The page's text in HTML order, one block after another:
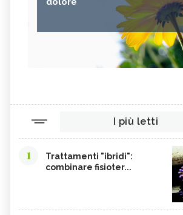
I più letti
1
Trattamenti "ibridi":
combinare fisioter...